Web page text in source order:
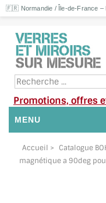
🇫🇷 Normandie / Île-de-France –
Promotions, offres
MENU
NOUS CONTACTER
Accueil > Catalogue
magnétique a 90deg